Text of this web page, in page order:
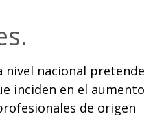
nivel nacional pretende
inciden en el aumento
de origen